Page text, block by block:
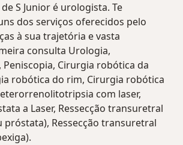
S Junior é urologista. Te
dos serviços oferecidos pelo
à sua trajetória e vasta
consulta Urologia,
Cirurgia robótica da
robótica do rim, Cirurgia robótica
com laser,
a Laser, Ressecção transuretral
próstata), Ressecção transuretral